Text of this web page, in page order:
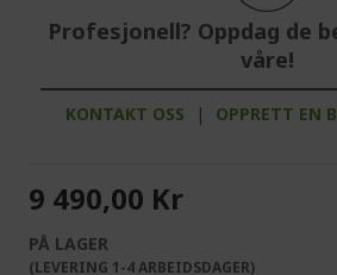
Profesjonell? Oppdag de
våre!
KONTAKT OSS | OPPRETT EN
9 490,00 Kr
PÅ LAGER
(LEVERING 1-4 ARBEIDSDAGER)